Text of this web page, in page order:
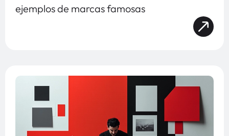
ejemplos de marcas famosas